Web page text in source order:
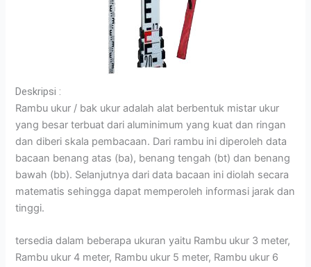
Deskripsi :
Rambu ukur / bak ukur adalah alat berbentuk mistar ukur
yang besar terbuat dari aluminimum yang kuat dan ringan
dan diberi skala pembacaan. Dari rambu ini diperoleh data
bacaan benang atas (ba), benang tengah (bt) dan benang
bawah (bb). Selanjutnya dari data bacaan ini diolah secara
matematis sehingga dapat memperoleh informasi jarak dan
tinggi.
tersedia dalam beberapa ukuran yaitu Rambu ukur 3 meter,
Rambu ukur 4 meter, Rambu ukur 5 meter, Rambu ukur 6